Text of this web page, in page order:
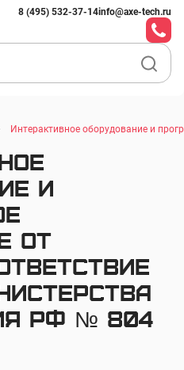
8 (495) 532-37-14info@axe-tech.ru
Интерактивное оборудование и
и
от
РФ № 804